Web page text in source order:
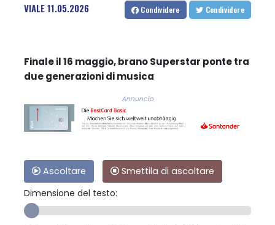
VIALE11.05.2026 Condividere Condividere
Finale il 16 maggio, brano Superstar ponte tra
due generazioni di musica
Annuncio
Ascoltare
Smettila di ascoltare
Dimensione del testo: